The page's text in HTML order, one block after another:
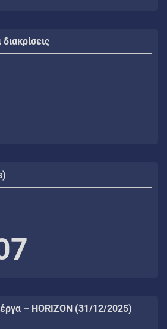
– HORIZON (31/12/2025)